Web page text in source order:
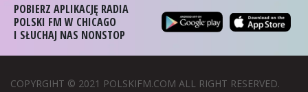
POBIERZ APLIKACJĘ RADIA
POLSKI FM W CHICAGO
I SŁUCHAJ NAS NONSTOP
COPYRGIHT © 2021 POLSKIFM.COM ALL RIGHT RESERVED.